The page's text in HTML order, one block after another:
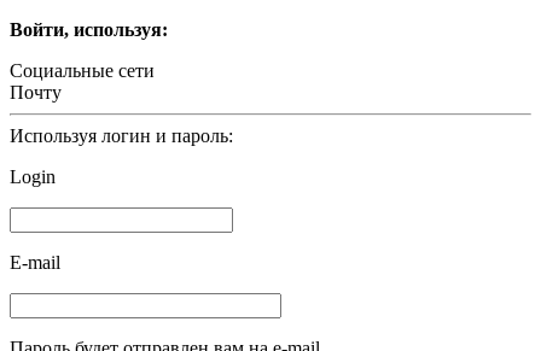
Войти, используя:
Социальные сети
Почту
Используя логин и пароль:
Login
E-mail